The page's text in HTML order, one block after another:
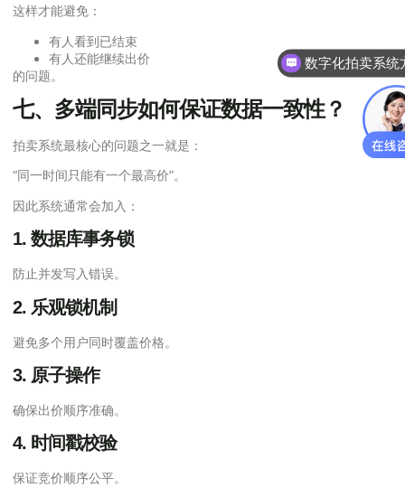
这样才能避免：
有人看到已结束
有人还能继续出价
的问题。
七、多端同步如何保证数据一致性？
拍卖系统最核心的问题之一就是：
“同一时间只能有一个最高价”。
因此系统通常会加入：
1. 数据库事务锁
防止并发写入错误。
2. 乐观锁机制
避免多个用户同时覆盖价格。
3. 原子操作
确保出价顺序准确。
4. 时间戳校验
保证竞价顺序公平。
数字化拍卖系统